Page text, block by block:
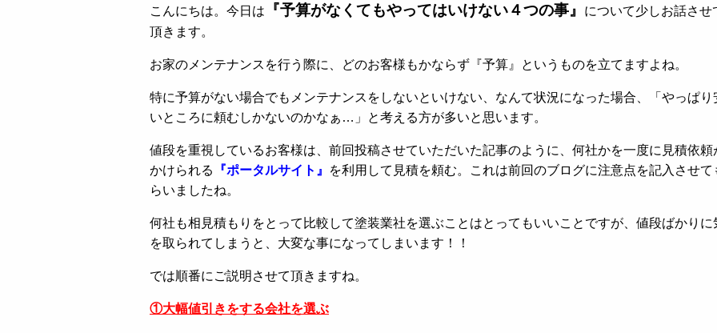
こんにちは。今日は 『予算がなくてもやってはいけない４つの事』
について少しお話させ
頂きます。
お家のメンテナンスを行う際に、どのお客様もかならず『予算』というものを立てますよね。
特に予算がない場合でもメンテナンスをしないといけない、なんて状況になった場合、「やっぱり
いところに頼むしかないのかなぁ…」と考える方が多いと思います。
値段を重視しているお客様は、前回投稿させていただいた記事のように、何社かを一度に見積依頼
かけられる
『ポータルサイト』
を利用して見積を頼む。これは前回のブログに注意点を記入させて
らいましたね。
何社も相見積もりをとって比較して塗装業社を選ぶことはとってもいいことですが、値段ばかりに
を取られてしまうと、大変な事になってしまいます！！
では順番にご説明させて頂きますね。
①大幅値引きをする会社を選ぶ